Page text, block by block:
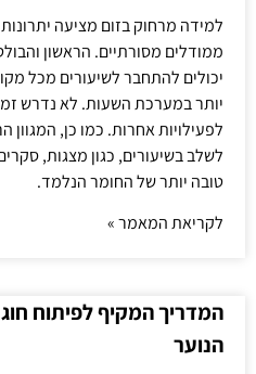
למידה מרחוק בזום מציעה
ממודלים מסורתיים. הראשון
יכולים להתחבר לשיעורים מכל
יותר במערכת השעות. לא נדרש
לפעילויות אחרות. כמו כן, המגוון
לשלב בשיעורים, כגון מצגות,
טובה יותר של החומר הנלמד.
לקריאת המאמר »
המדריך המקיף לפיתוח חוג
הנוער